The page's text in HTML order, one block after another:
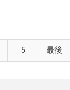
5 最後